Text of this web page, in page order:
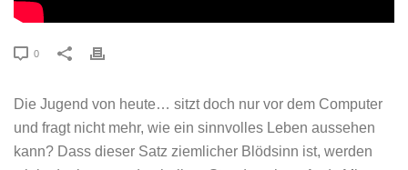
0
Die Jugend von heute… sitzt doch nur vor dem Computer
und fragt nicht mehr, wie ein sinnvolles Leben aussehen
kann? Dass dieser Satz ziemlicher Blödsinn ist, werden